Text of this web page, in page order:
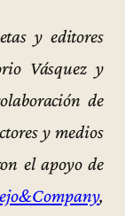
y editores
Vásquez y
de
y medios
el apoyo de
,